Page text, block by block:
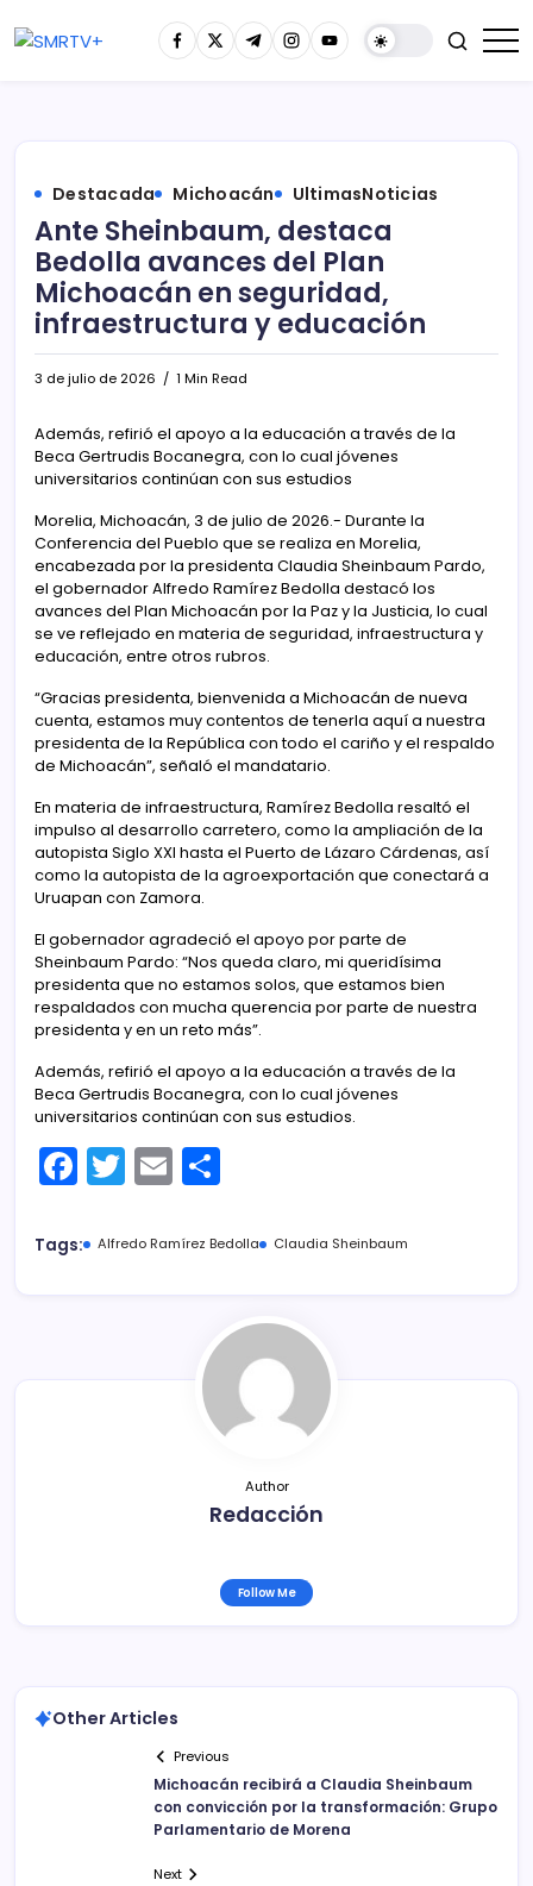
Destacada Michoacán UltimasNoticias
Ante Sheinbaum, destaca
Bedolla avances del Plan
Michoacán en seguridad,
infraestructura y educación
3 de julio de 2026 1 Min Read
Además, refirió el apoyo a la educación a través de la
Beca Gertrudis Bocanegra, con lo cual jóvenes
universitarios continúan con sus estudios
Morelia, Michoacán, 3 de julio de 2026.- Durante la
Conferencia del Pueblo que se realiza en Morelia,
encabezada por la presidenta Claudia Sheinbaum Pardo,
el gobernador Alfredo Ramírez Bedolla destacó los
avances del Plan Michoacán por la Paz y la Justicia, lo cual
se ve reflejado en materia de seguridad, infraestructura y
educación, entre otros rubros.
“Gracias presidenta, bienvenida a Michoacán de nueva
cuenta, estamos muy contentos de tenerla aquí a nuestra
presidenta de la República con todo el cariño y el respaldo
de Michoacán”, señaló el mandatario.
En materia de infraestructura, Ramírez Bedolla resaltó el
impulso al desarrollo carretero, como la ampliación de la
autopista Siglo XXI hasta el Puerto de Lázaro Cárdenas, así
como la autopista de la agroexportación que conectará a
Uruapan con Zamora.
El gobernador agradeció el apoyo por parte de
Sheinbaum Pardo: “Nos queda claro, mi queridísima
presidenta que no estamos solos, que estamos bien
respaldados con mucha querencia por parte de nuestra
presidenta y en un reto más”.
Además, refirió el apoyo a la educación a través de la
Beca Gertrudis Bocanegra, con lo cual jóvenes
universitarios continúan con sus estudios.
F
a
c
T
w
itt
E
m
ai m
ar
tir
Tags: Alfredo Ramírez Bedolla Claudia Sheinbaum
Author
Redacción
Follow Me
Other Articles
Previous
Michoacán recibirá a Claudia Sheinbaum
con convicción por la transformación: Grupo
Parlamentario de Morena
Next